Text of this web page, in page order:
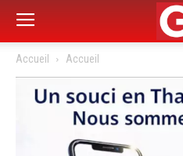
Accueil Accueil